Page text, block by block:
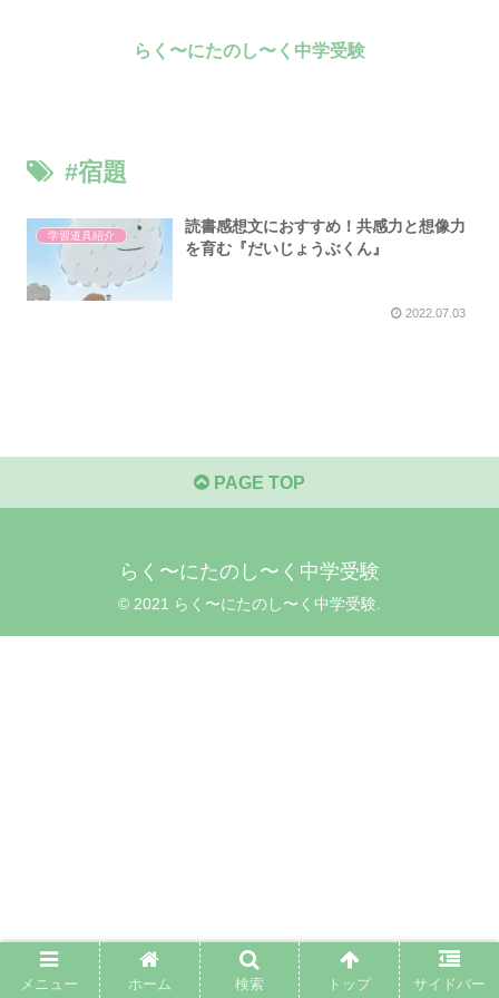
らく〜にたのし〜く中学受験
#宿題
学習道具紹介
読書感想文におすすめ！共感力と想像力
を育む『だいじょうぶくん』
2022.07.03
PAGE TOP
らく〜にたのし〜く中学受験
© 2021 らく〜にたのし〜く中学受験.
メニュー ホーム 検索 トップ サイドバー